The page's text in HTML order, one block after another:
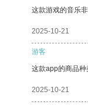
这款游戏的音乐
2025-10-21
游客
这款app的商品种
2025-10-21